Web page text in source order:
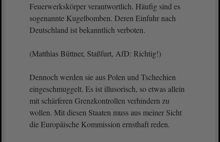
Feuerwerkskörper verantwortlich. Häufig sind es
sogenannte Kugelbomben. Deren Einfuhr nach
Deutschland ist bekanntlich verboten.
(Matthias Büttner, Staßfurt, AfD: Richtig!)
Dennoch werden sie aus Polen und Tschechien
eingeschmuggelt. Es ist illusorisch, so etwas allein
mit schärferen Grenzkontrollen verhindern zu
wollen. Mit diesen Staaten muss aus meiner Sicht
die Europäische Kommission ernsthaft reden.